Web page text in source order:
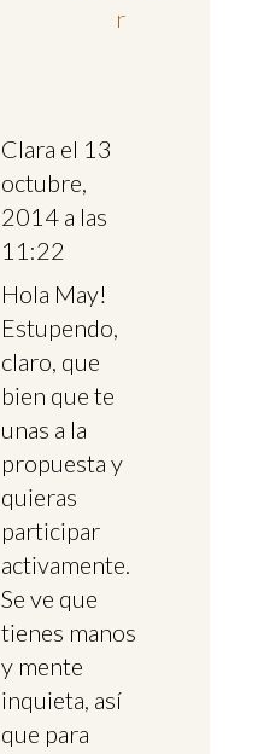
r
Clara el 13
octubre,
2014 a las
11:22
Hola May!
Estupendo,
claro, que
bien que te
unas a la
propuesta y
quieras
participar
activamente.
Se ve que
tienes manos
y mente
inquieta, así
que para